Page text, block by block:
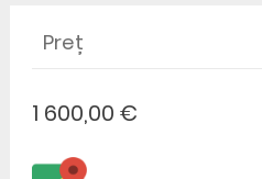
Preț
1 600,00 €